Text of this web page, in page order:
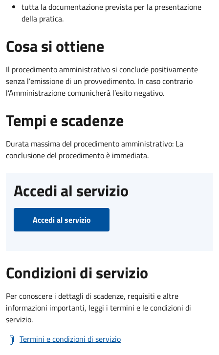
tutta la documentazione prevista per la presentazione
della pratica.
Cosa si ottiene
Il procedimento amministrativo si conclude positivamente
senza l’emissione di un provvedimento. In caso contrario
l’Amministrazione comunicherà l’esito negativo.
Tempi e scadenze
Durata massima del procedimento amministrativo: La
conclusione del procedimento è immediata.
Accedi al servizio
Accedi al servizio
Condizioni di servizio
Per conoscere i dettagli di scadenze, requisiti e altre
informazioni importanti, leggi i termini e le condizioni di
servizio.
Termini e condizioni di servizio